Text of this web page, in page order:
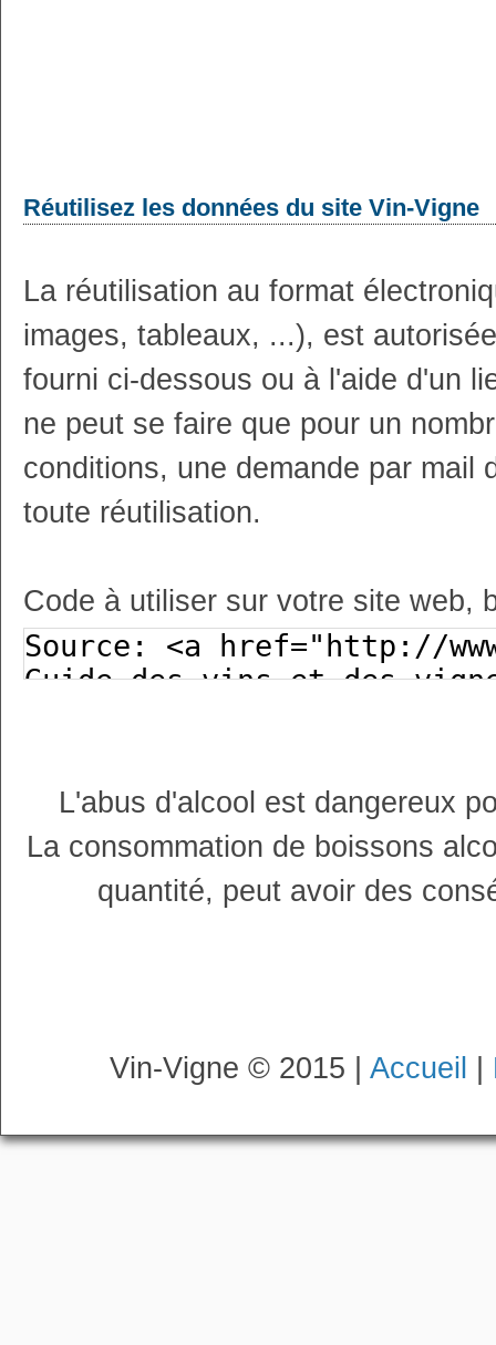
Réutilisez les données du site Vin-Vigne
La réutilisation au format
images, tableaux, ...), est
fourni ci-dessous ou à l'aide d'un
ne peut se faire que pour un
conditions, une demande par mail
toute réutilisation.
Code à utiliser sur votre site web,
L'abus d'alcool est dangereux
La consommation de boissons
quantité, peut avoir des
Vin-Vigne © 2015 | Accueil